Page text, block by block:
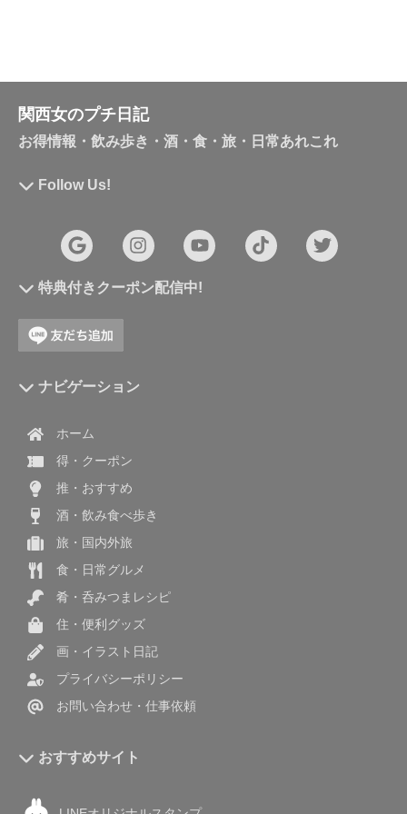
関西女のプチ日記
お得情報・飲み歩き・酒・食・旅・日常あれこれ
Follow Us!
特典付きクーポン配信中!
ナビゲーション
ホーム
得・クーポン
推・おすすめ
酒・飲み食べ歩き
旅・国内外旅
食・日常グルメ
肴・呑みつまレシピ
住・便利グッズ
画・イラスト日記
プライバシーポリシー
お問い合わせ・仕事依頼
おすすめサイト